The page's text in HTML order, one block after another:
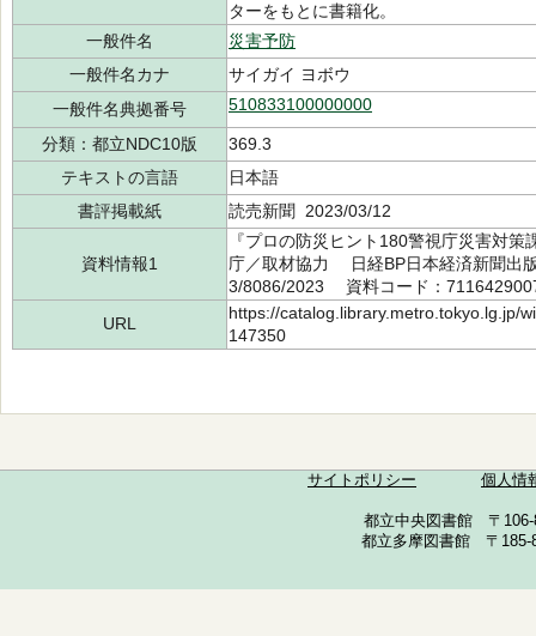
ターをもとに書籍化。
一般件名
災害予防
一般件名カナ
サイガイ ヨボウ
一般件名典拠番号
510833100000000
分類：都立NDC10版
369.3
テキストの言語
日本語
書評掲載紙
読売新聞 2023/03/12
資料情報1
『プロの防災ヒント180警視庁災害対
庁／取材協力 日経BP日本経済新聞
3/8086/2023 資料コード：
URL
https://catalog.library.metro.tokyo.lg.jp/
147350
サイトポリシー 個人情
都立中央図書館 〒
都立多摩図書館 〒185-